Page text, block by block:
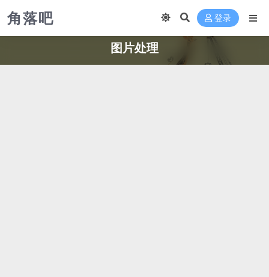
角落吧 登录
图片处理